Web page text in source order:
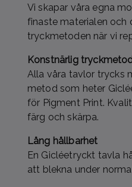
Vi skapar våra egna
finaste materialen och
tryckmetoden när vi
Konstnärlig
Alla våra tavlor trycks
metod som heter
för Pigment Print.
färg och skärpa.
Lång hållbarhet
En Gicléetryckt tavla
att blekna under